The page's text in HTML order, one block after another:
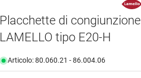
Placchette di congiunzione
LAMELLO tipo E20-H
Articolo: 80.060.21 - 86.004.06